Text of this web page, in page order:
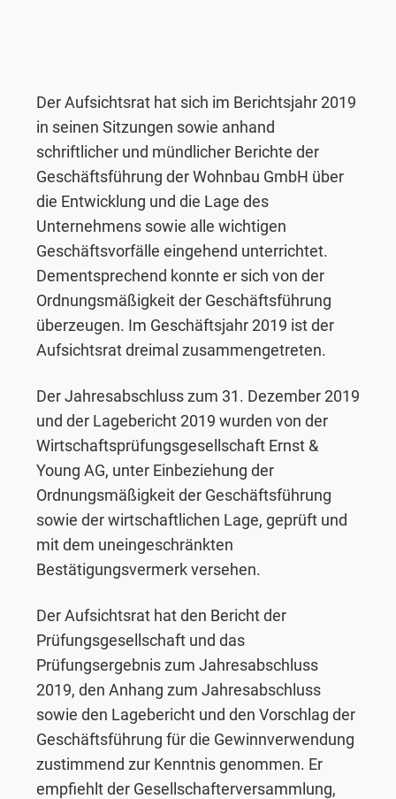
Der Aufsichtsrat hat sich im Berichtsjahr 2019
in seinen Sitzungen sowie anhand
schriftlicher und mündlicher Berichte der
Geschäftsführung der Wohnbau GmbH über
die Entwicklung und die Lage des
Unternehmens sowie alle wichtigen
Geschäftsvorfälle eingehend unterrichtet.
Dementsprechend konnte er sich von der
Ordnungsmäßigkeit der Geschäftsführung
überzeugen. Im Geschäftsjahr 2019 ist der
Aufsichtsrat dreimal zusammengetreten.
Der Jahresabschluss zum 31. Dezember 2019
und der Lagebericht 2019 wurden von der
Wirtschaftsprüfungsgesellschaft Ernst &
Young AG, unter Einbeziehung der
Ordnungsmäßigkeit der Geschäftsführung
sowie der wirtschaftlichen Lage, geprüft und
mit dem uneingeschränkten
Bestätigungsvermerk versehen.
Der Aufsichtsrat hat den Bericht der
Prüfungsgesellschaft und das
Prüfungsergebnis zum Jahresabschluss
2019, den Anhang zum Jahresabschluss
sowie den Lagebericht und den Vorschlag der
Geschäftsführung für die Gewinnverwendung
zustimmend zur Kenntnis genommen. Er
empfiehlt der Gesellschafterversammlung,